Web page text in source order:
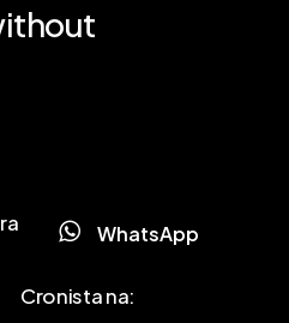
WhatsApp
Cronista na: